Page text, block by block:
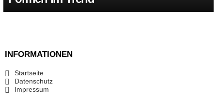
INFORMATIONEN
Startseite
Datenschutz
Impressum